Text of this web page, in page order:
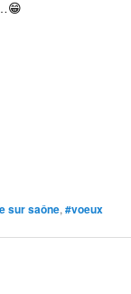
sur saône, #voeux